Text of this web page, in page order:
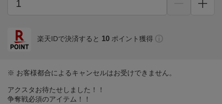
楽天IDで決済すると 10 ポイント獲得
※ お客様都合によるキャンセルはお受けできません。
アクスタお待たせしました！！
争奪戦必須のアイテム！！